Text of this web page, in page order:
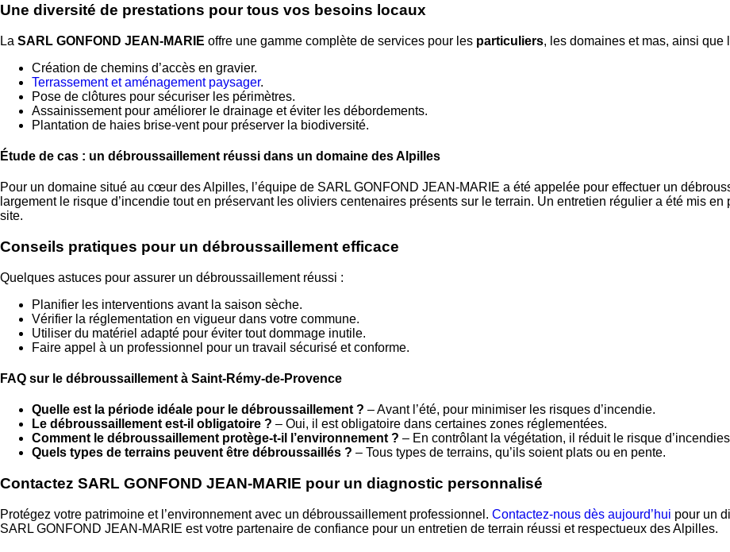
Une diversité de prestations pour tous vos besoins locaux
La SARL GONFOND JEAN-MARIE offre une gamme complète de services pour les particuliers, les domaines et mas, ainsi que
Création de chemins d’accès en gravier.
Terrassement et aménagement paysager.
Pose de clôtures pour sécuriser les périmètres.
Assainissement pour améliorer le drainage et éviter les débordements.
Plantation de haies brise-vent pour préserver la biodiversité.
Étude de cas : un débroussaillement réussi dans un domaine des Alpilles
Pour un domaine situé au cœur des Alpilles, l’équipe de SARL GONFOND JEAN-MARIE a été appelée pour effectuer un
largement le risque d’incendie tout en préservant les oliviers centenaires présents sur le terrain. Un entretien régulier a été mis
site.
Conseils pratiques pour un débroussaillement efficace
Quelques astuces pour assurer un débroussaillement réussi :
Planifier les interventions avant la saison sèche.
Vérifier la réglementation en vigueur dans votre commune.
Utiliser du matériel adapté pour éviter tout dommage inutile.
Faire appel à un professionnel pour un travail sécurisé et conforme.
FAQ sur le débroussaillement à Saint-Rémy-de-Provence
Quelle est la période idéale pour le débroussaillement ? – Avant l’été, pour minimiser les risques d’incendie.
Le débroussaillement est-il obligatoire ? – Oui, il est obligatoire dans certaines zones réglementées.
Comment le débroussaillement protège-t-il l’environnement ? – En contrôlant la végétation, il réduit le risque
Quels types de terrains peuvent être débroussaillés ? – Tous types de terrains, qu’ils soient plats ou en pente.
Contactez SARL GONFOND JEAN-MARIE pour un diagnostic personnalisé
Protégez votre patrimoine et l’environnement avec un débroussaillement professionnel. Contactez-nous dès aujourd’hui pour un
SARL GONFOND JEAN-MARIE est votre partenaire de confiance pour un entretien de terrain réussi et respectueux des Alpilles.